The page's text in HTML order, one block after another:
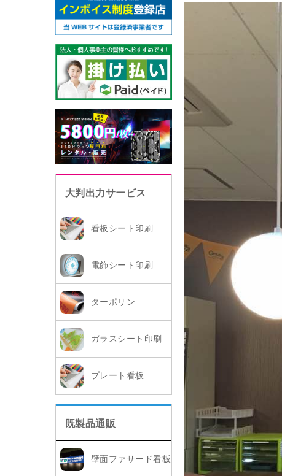
大判出力サービス
看板シート印刷
電飾シート印刷
ターポリン
ガラスシート印刷
プレート看板
既製品通販
壁面ファサード看板